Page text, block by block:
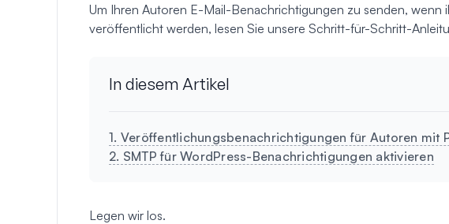
Um Ihren Autoren E-Mail-Benachrichtigungen zu senden, wenn
veröffentlicht werden, lesen Sie unsere Schritt-für-Schritt-
In diesem Artikel
1. Veröffentlichungsbenachrichtigungen für Autoren mit
2. SMTP für WordPress-Benachrichtigungen aktivieren
Legen wir los.